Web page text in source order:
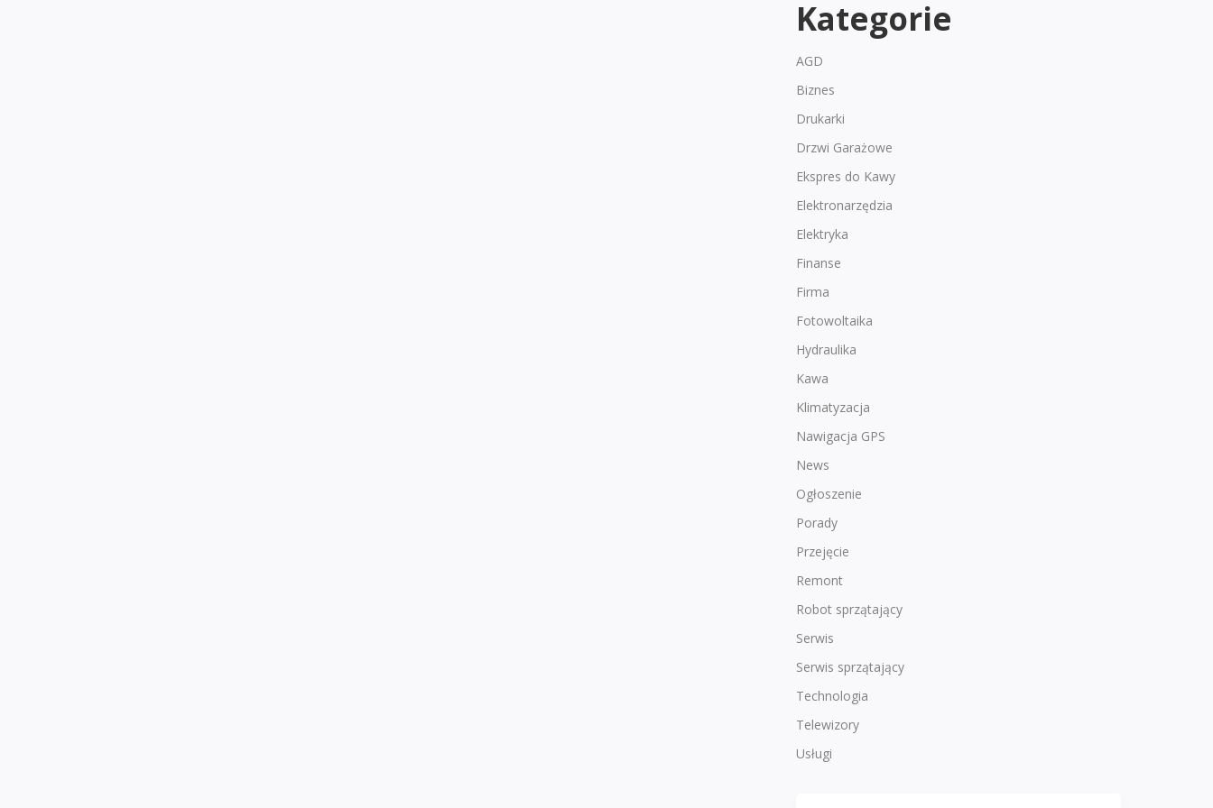
Kategorie
AGD
Biznes
Drukarki
Drzwi Garażowe
Ekspres do Kawy
Elektronarzędzia
Elektryka
Finanse
Firma
Fotowoltaika
Hydraulika
Kawa
Klimatyzacja
Nawigacja GPS
News
Ogłoszenie
Porady
Przejęcie
Remont
Robot sprzątający
Serwis
Serwis sprzątający
Technologia
Telewizory
Usługi